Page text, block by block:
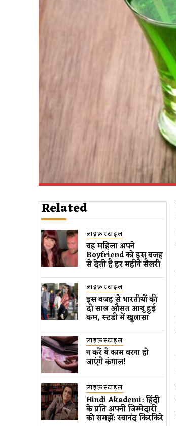
Related
लाइफ़स्टाइल
यह महिला अपने
Boyfriend को इस वजह
से देती है हर महीने सैलरी
लाइफ़स्टाइल
इस वजह से भारतीयों की
दो साल औसत आयु हुई
कम, स्टडी में खुलासा
लाइफ़स्टाइल
न करें ये काम वरना हो
जाएंगे कंगाल!
लाइफ़स्टाइल
Hindi Akademi: हिंदी
के प्रति अपनी जिम्मेदारी
को समझें: स्वानंद किरकिरे